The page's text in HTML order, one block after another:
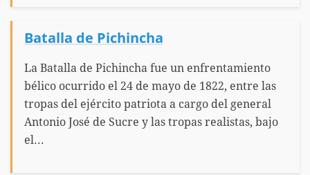
Batalla de Pichincha
La Batalla de Pichincha fue un enfrentamiento
bélico ocurrido el 24 de mayo de 1822, entre las
tropas del ejército patriota a cargo del general
Antonio José de Sucre y las tropas realistas, bajo
el...